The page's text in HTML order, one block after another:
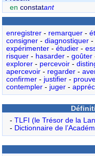
en constatant
enregistrer- remarquer-
consigner- diagnostiquer-
expérimenter- étudier-
risquer- hasarder- goûter
explorer- percevoir-
apercevoir- regarder-
confirmer- justifier-
contempler- juger-
- TLFI (le Trésor de la
- Dictionnaire de